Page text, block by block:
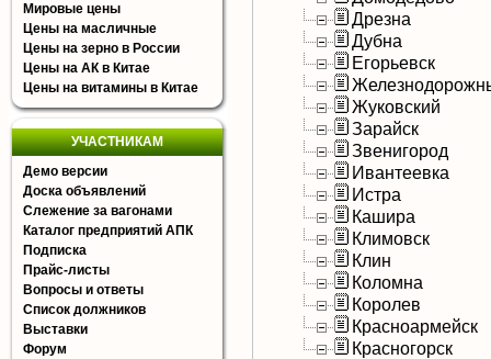
Мировые цены
Цены на масличные
Цены на зерно в России
Цены на АК в Китае
Цены на витамины в Китае
УЧАСТНИКАМ
Демо версии
Доска объявлений
Слежение за вагонами
Каталог предприятий АПК
Подписка
Прайс-листы
Вопросы и ответы
Список должников
Выставки
Форум
Дрезна
Дубна
Егорьевск
Жуковский
Зарайск
Звенигород
Ивантеевка
Истра
Кашира
Климовск
Клин
Коломна
Королев
Красноармейск
Красногорск